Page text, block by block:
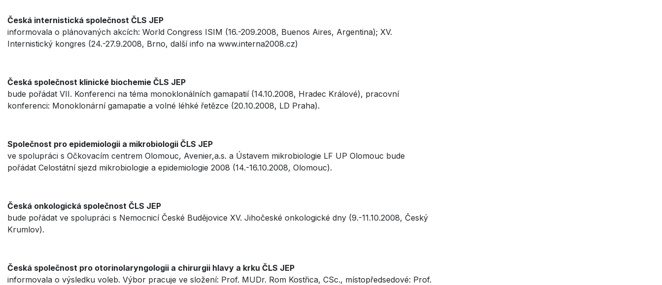
Česká internistická společnost ČLS JEP
informovala o plánovaných akcích: World Congress ISIM (16.-209.2008, Buenos Aires, Argentina); XV.
Internistický kongres (24.-27.9.2008, Brno, další info na www.interna2008.cz)
Česká společnost klinické biochemie ČLS JEP
bude pořádat VII. Konferenci na téma monoklonálních gamapatií (14.10.2008, Hradec Králové), pracovní
konferenci: Monoklonární gamapatie a volné léhké řetězce (20.10.2008, LD Praha).
Společnost pro epidemiologii a mikrobiologii ČLS JEP
ve spolupráci s Očkovacím centrem Olomouc, Avenier,a.s. a Ústavem mikrobiologie LF UP Olomouc bude
pořádat Celostátní sjezd mikrobiologie a epidemiologie 2008 (14.-16.10.2008, Olomouc).
Česká onkologická společnost ČLS JEP
bude pořádat ve spolupráci s Nemocnicí České Budějovice XV. Jihočeské onkologické dny (9.-11.10.2008, Český
Krumlov).
Česká společnost pro otorinolaryngologii a chirurgii hlavy a krku ČLS JEP
informovala o výsledku voleb. Výbor pracuje ve složení: Prof. MUDr. Rom Kostřica, CSc., místopředsedové: Prof.